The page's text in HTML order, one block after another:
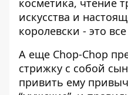
искусства и
королевски - это все
А еще Chop-Chop
стрижку с собой
привить ему